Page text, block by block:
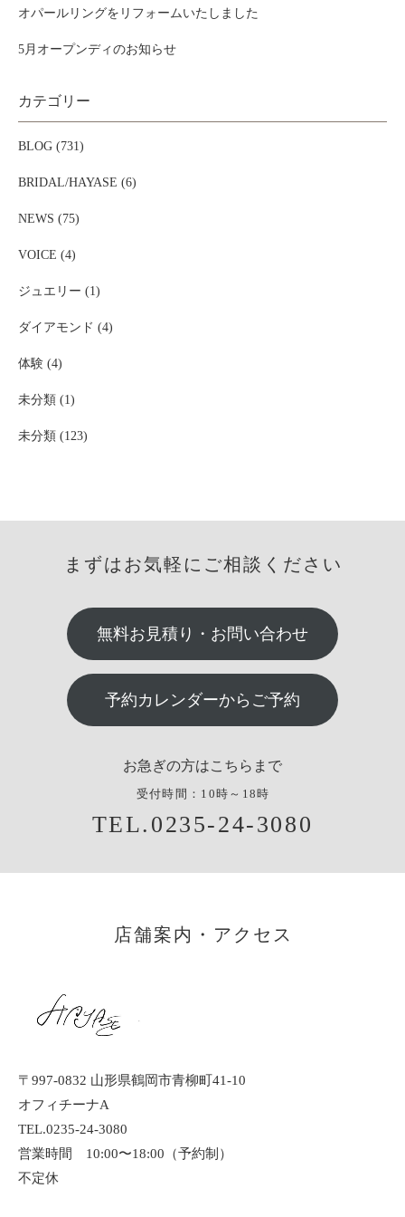
オパールリングをリフォームいたしました
5月オープンディのお知らせ
カテゴリー
BLOG (731)
BRIDAL/HAYASE (6)
NEWS (75)
VOICE (4)
ジュエリー (1)
ダイアモンド (4)
体験 (4)
未分類 (1)
未分類 (123)
まずはお気軽にご相談ください
無料お見積り・お問い合わせ
予約カレンダーからご予約
お急ぎの方はこちらまで
受付時間：10時～18時
TEL.0235-24-3080
店舗案内・アクセス
〒997-0832 山形県鶴岡市青柳町41-10
オフィチーナA
TEL.0235-24-3080
営業時間 10:00〜18:00（予約制）
不定休